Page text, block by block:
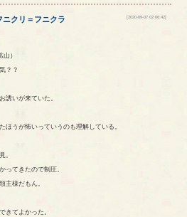
ニクリ ＝ フニクラ
[2020-09-07 02:06:42]
）
？？
誘いが来ていた。
ほうが怖いっていうのも理解している。
。
ってきたので制圧。
主様だもん。
きてよかった。